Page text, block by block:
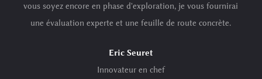
vous soyez encore en phase d'exploration, je vous fournirai
une évaluation experte et une feuille de route concrète.
Eric Seuret
Innovateur en chef